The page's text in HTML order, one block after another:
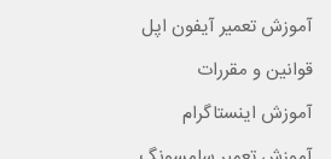
آموزش تعمیر آیفون اپل
قوانین و مقررات
آموزش اینستاگرام